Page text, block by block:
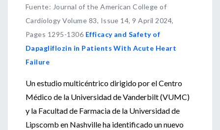
Fuente: Journal of the American College of
Cardiology Volume 83, Issue 14, 9 April 2024,
Pages 1295-1306 Efficacy and Safety of
Dapagliflozin in Patients With Acute Heart
Failure
Un estudio multicéntrico dirigido por el Centro
Médico de la Universidad de Vanderbilt (VUMC)
y la Facultad de Farmacia de la Universidad de
Lipscomb en Nashville ha identificado un nuevo